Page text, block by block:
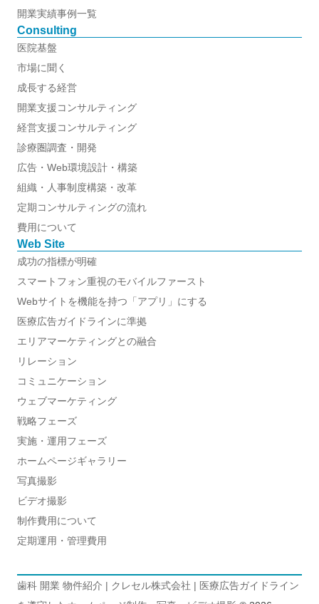
開業実績事例一覧
Consulting
医院基盤
市場に聞く
成長する経営
開業支援コンサルティング
経営支援コンサルティング
診療圏調査・開発
広告・Web環境設計・構築
組織・人事制度構築・改革
定期コンサルティングの流れ
費用について
Web Site
成功の指標が明確
スマートフォン重視のモバイルファースト
Webサイトを機能を持つ「アプリ」にする
医療広告ガイドラインに準拠
エリアマーケティングとの融合
リレーション
コミュニケーション
ウェブマーケティング
戦略フェーズ
実施・運用フェーズ
ホームページギャラリー
写真撮影
ビデオ撮影
制作費用について
定期運用・管理費用
歯科 開業 物件紹介 | クレセル株式会社 | 医療広告ガイドライン